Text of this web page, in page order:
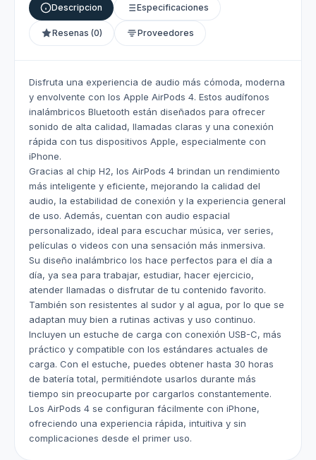
Descripcion Especificaciones
Resenas (0) Proveedores
Disfruta una experiencia de audio más cómoda, moderna
y envolvente con los Apple AirPods 4. Estos audífonos
inalámbricos Bluetooth están diseñados para ofrecer
sonido de alta calidad, llamadas claras y una conexión
rápida con tus dispositivos Apple, especialmente con
iPhone.
Gracias al chip H2, los AirPods 4 brindan un rendimiento
más inteligente y eficiente, mejorando la calidad del
audio, la estabilidad de conexión y la experiencia general
de uso. Además, cuentan con audio espacial
personalizado, ideal para escuchar música, ver series,
películas o videos con una sensación más inmersiva.
Su diseño inalámbrico los hace perfectos para el día a
día, ya sea para trabajar, estudiar, hacer ejercicio,
atender llamadas o disfrutar de tu contenido favorito.
También son resistentes al sudor y al agua, por lo que se
adaptan muy bien a rutinas activas y uso continuo.
Incluyen un estuche de carga con conexión USB-C, más
práctico y compatible con los estándares actuales de
carga. Con el estuche, puedes obtener hasta 30 horas
de batería total, permitiéndote usarlos durante más
tiempo sin preocuparte por cargarlos constantemente.
Los AirPods 4 se configuran fácilmente con iPhone,
ofreciendo una experiencia rápida, intuitiva y sin
complicaciones desde el primer uso.